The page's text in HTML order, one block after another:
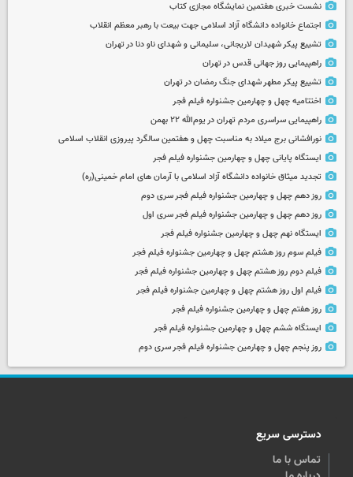
نشست خبری هفتمین نمایشگاه مجازی کتاب
اجتماع خانواده دانشگاه آزاد اسلامی جهت بیعت با رهبر معظم انقلاب
تشییع پیکر شهیدان لاریجانی، سلیمانی و شهدای ناو دنا در تهران
راهپیمایی روز جهانی قدس در تهران
تشییع پیکر مطهر شهدای جنگ رمضان در تهران
اختتامیه چهل و چهارمین جشنواره فیلم فجر
راهپیمایی سراسری مردم تهران در یوم‌الله ۲۲ بهمن
نورافشانی برج میلاد به مناسبت چهل‌ و هفتمین سالگرد پیروزی انقلاب اسلامی
ایستگاه پایانی چهل و چهارمین جشنواره فیلم فجر
تجدید میثاق خانواده دانشگاه آزاد اسلامی با آرمان های امام خمینی(ره)
روز دهم چهل و چهارمین جشنواره فیلم فجر سری دوم
روز دهم چهل و چهارمین جشنواره فیلم فجر سری اول
ایستگاه نهم چهل و چهارمین جشنواره فیلم فجر
فیلم سوم روز هشتم چهل و چهارمین جشنواره فیلم فجر
فیلم دوم روز هشتم چهل و چهارمین جشنواره فیلم فجر
فیلم اول روز هشتم چهل و چهارمین جشنواره فیلم فجر
روز هفتم چهل و چهارمین جشنواره فیلم فجر
ایستگاه ششم چهل و چهارمین جشنواره فیلم فجر
روز پنجم چهل و چهارمین جشنواره فیلم فجر سری دوم
دسترسی سریع
تماس با ما